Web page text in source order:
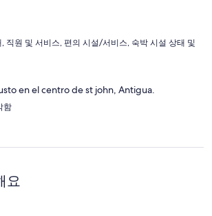
직원 및 서비스, 편의 시설/서비스, 숙박 시설 상태 및
en el centro de st john, Antigua.
함
요